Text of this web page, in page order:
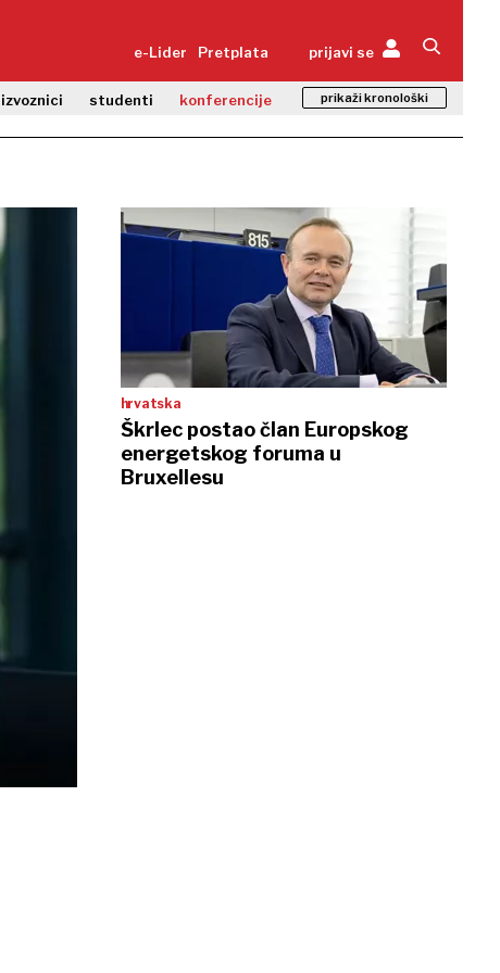
e-Lider Pretplata prijavi se
izvoznici studenti konferencije prikaži kronološki
hrvatska
Škrlec postao član Europskog
energetskog foruma u
Bruxellesu